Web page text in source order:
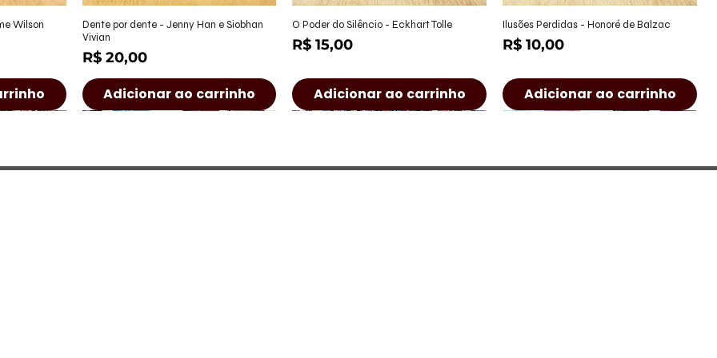
Wilson Visualização rápida
Dente por dente - Jenny Han e Siobhan
Vivian
Preço
R$ 20,00
Adicionar ao carrinho
Visualização rápida
O Poder do Silêncio - Eckhart Tolle
Preço
R$ 15,00
Adicionar ao carrinho
Visualização rápida
Ilusões Perdidas - Honoré de Balzac
Preço
R$ 10,00
Adicionar ao carrinho